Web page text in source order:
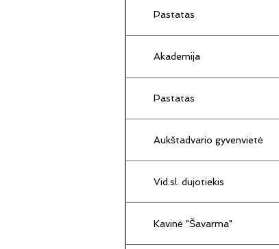
Pastatas
Akademija
Pastatas
Aukštadvario gyvenvietė
Vid.sl. dujotiekis
Kavinė "Šavarma"